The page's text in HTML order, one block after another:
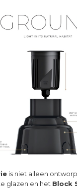
is niet alleen
glazen en het Block